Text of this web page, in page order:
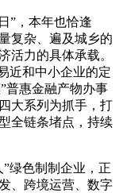
”，本年也恰逢
复杂、遍及城乡的
活力的具体承载。
近和中小企业的定
普惠金融产物办事
大系列为抓手，打
全链条堵点，持续
色制制企业，正
、跨境运营、数字